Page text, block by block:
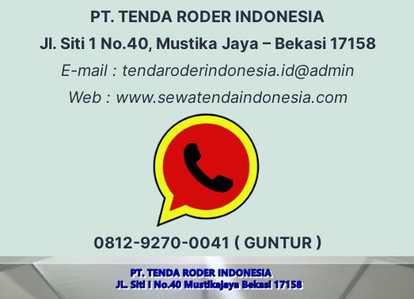
PT. TENDA RODER INDONESIA
Jl. Siti 1 No.40, Mustika Jaya – Bekasi 17158
E-mail : tendaroderindonesia.id@admin
Web : www.sewatendaindonesia.com
0812-9270-0041 ( GUNTUR )